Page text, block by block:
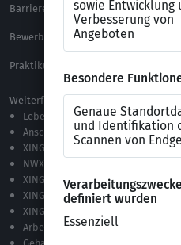
Barrierefreiheitserklärung
Bewerbungs-FAQ
Praktikum Online Marketing
Weiterführende Links
Lebenslauf-Editor
Anschreiben-Editor
XING Stellenmarkt
NWX – „Alles zur Zukunft der Arbeit“
XING Campus
XING News
XING ProJobs
Arbeitgeber-Bewertungen